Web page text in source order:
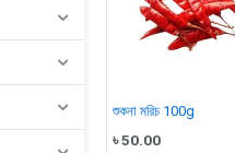
শুকনা মরিচ 100g
৳50.00